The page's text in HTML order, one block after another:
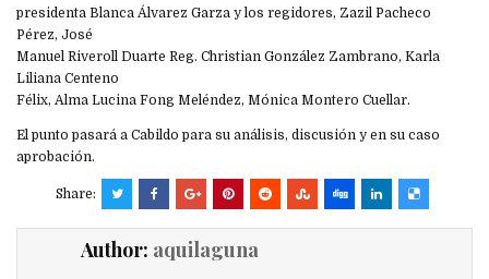
presidenta Blanca Álvarez Garza y los regidores, Zazil Pacheco
Pérez, José
Manuel Riveroll Duarte Reg. Christian González Zambrano, Karla
Liliana Centeno
Félix, Alma Lucina Fong Meléndez, Mónica Montero Cuellar.
El punto pasará a Cabildo para su análisis, discusión y en su caso
aprobación.
Share:
Author: aquilaguna